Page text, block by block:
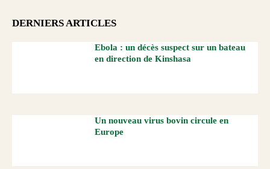
DERNIERS ARTICLES
Ebola : un décès suspect sur un bateau
en direction de Kinshasa
Un nouveau virus bovin circule en
Europe